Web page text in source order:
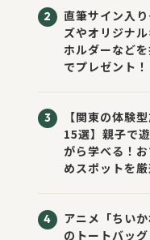
直筆サイン入り
ズやオリジナ
ホルダーなど
でプレゼント
ジブックフェ
～すまない先
書にチャレンジ
～」が開催！
【関東の体験
15選】親子で
がら学べる！
めスポットを
アニメ「ちいか
のトートバッ